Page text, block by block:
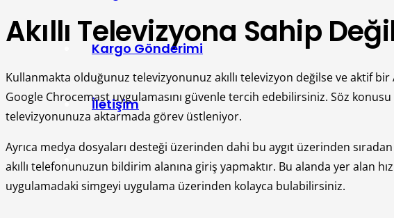
Kargo Gönderimi
İletişim
Akıllı Televizyona Sahip
Kullanmakta olduğunuz televizyonunuz akıllı televizyon değilse ve aktif
Google Chrocemast uygulamasını güvenle tercih edebilirsiniz. Söz
televizyonunuza aktarmada görev üstleniyor.
Ayrıca medya dosyaları desteği üzerinden dahi bu aygıt üzerinden
akıllı telefonunuzun bildirim alanına giriş yapmaktır. Bu alanda yer alan
uygulamadaki simgeyi uygulama üzerinden kolayca bulabilirsiniz.